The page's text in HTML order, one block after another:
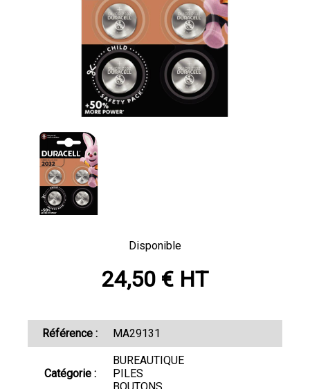
Disponible
24,50 € HT
Référence : MA29131
Catégorie :
BUREAUTIQUE
PILES